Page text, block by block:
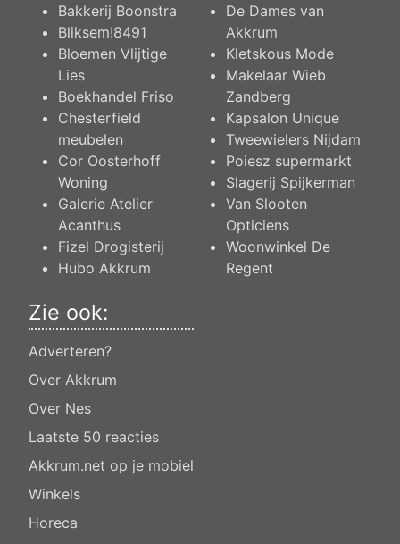
Bakkerij Boonstra
Bliksem!8491
Bloemen Vlijtige
Lies
Boekhandel Friso
Chesterfield
meubelen
Cor Oosterhoff
Woning
Galerie Atelier
Acanthus
Fizel Drogisterij
Hubo Akkrum
De Dames van
Akkrum
Kletskous Mode
Makelaar Wieb
Zandberg
Kapsalon Unique
Tweewielers Nijdam
Poiesz supermarkt
Slagerij Spijkerman
Van Slooten
Opticiens
Woonwinkel De
Regent
Zie ook:
Adverteren?
Over Akkrum
Over Nes
Laatste 50 reacties
Akkrum.net op je mobiel
Winkels
Horeca